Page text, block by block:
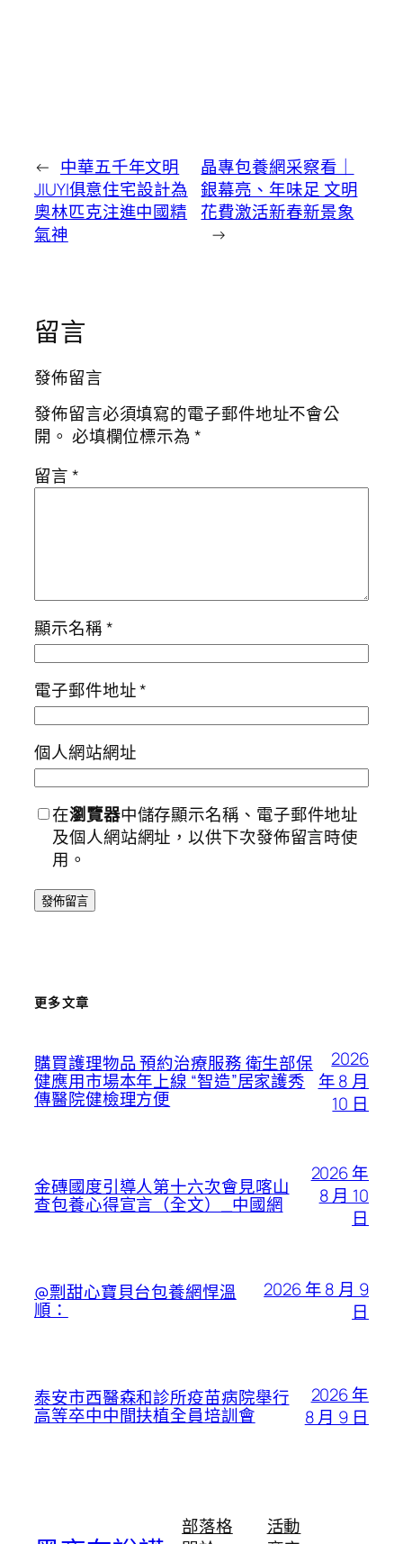
← 中華五千年文明
JIUYI俱意住宅設計為
奧林匹克注進中國精
氣神
晶專包養網采察看｜
銀幕亮、年味足 文明
花費激活新春新景象
→
留言
發佈留言
發佈留言必須填寫的電子郵件地址不會公
開。 必填欄位標示為*
留言*
顯示名稱*
電子郵件地址*
個人網站網址
在瀏覽器中儲存顯示名稱、電子郵件地址
及個人網站網址，以供下次發佈留言時使
用。
更多文章
購買護理物品 預約治療服務 衛生部保
健應用市場本年上線 “智造”居家護秀
傳醫院健檢理方便
2026
年 8 月
10 日
金磚國度引導人第十六次會見喀山
查包養心得宣言（全文）_中國網
2026 年
8 月 10
日
@剽甜心寶貝台包養網悍溫
順：
2026 年 8 月 9
日
泰安市西醫森和診所疫苗病院舉行
高等卒中中間扶植全員培訓會
2026 年
8 月 9 日
部落格
活動